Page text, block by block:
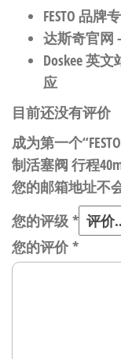
FESTO 品牌
达斯奇官网
Doskee 英文
应
目前还没有评价
成为第一个
制活塞阀 行程
您的邮箱地址不
您的评级 *
您的评价*